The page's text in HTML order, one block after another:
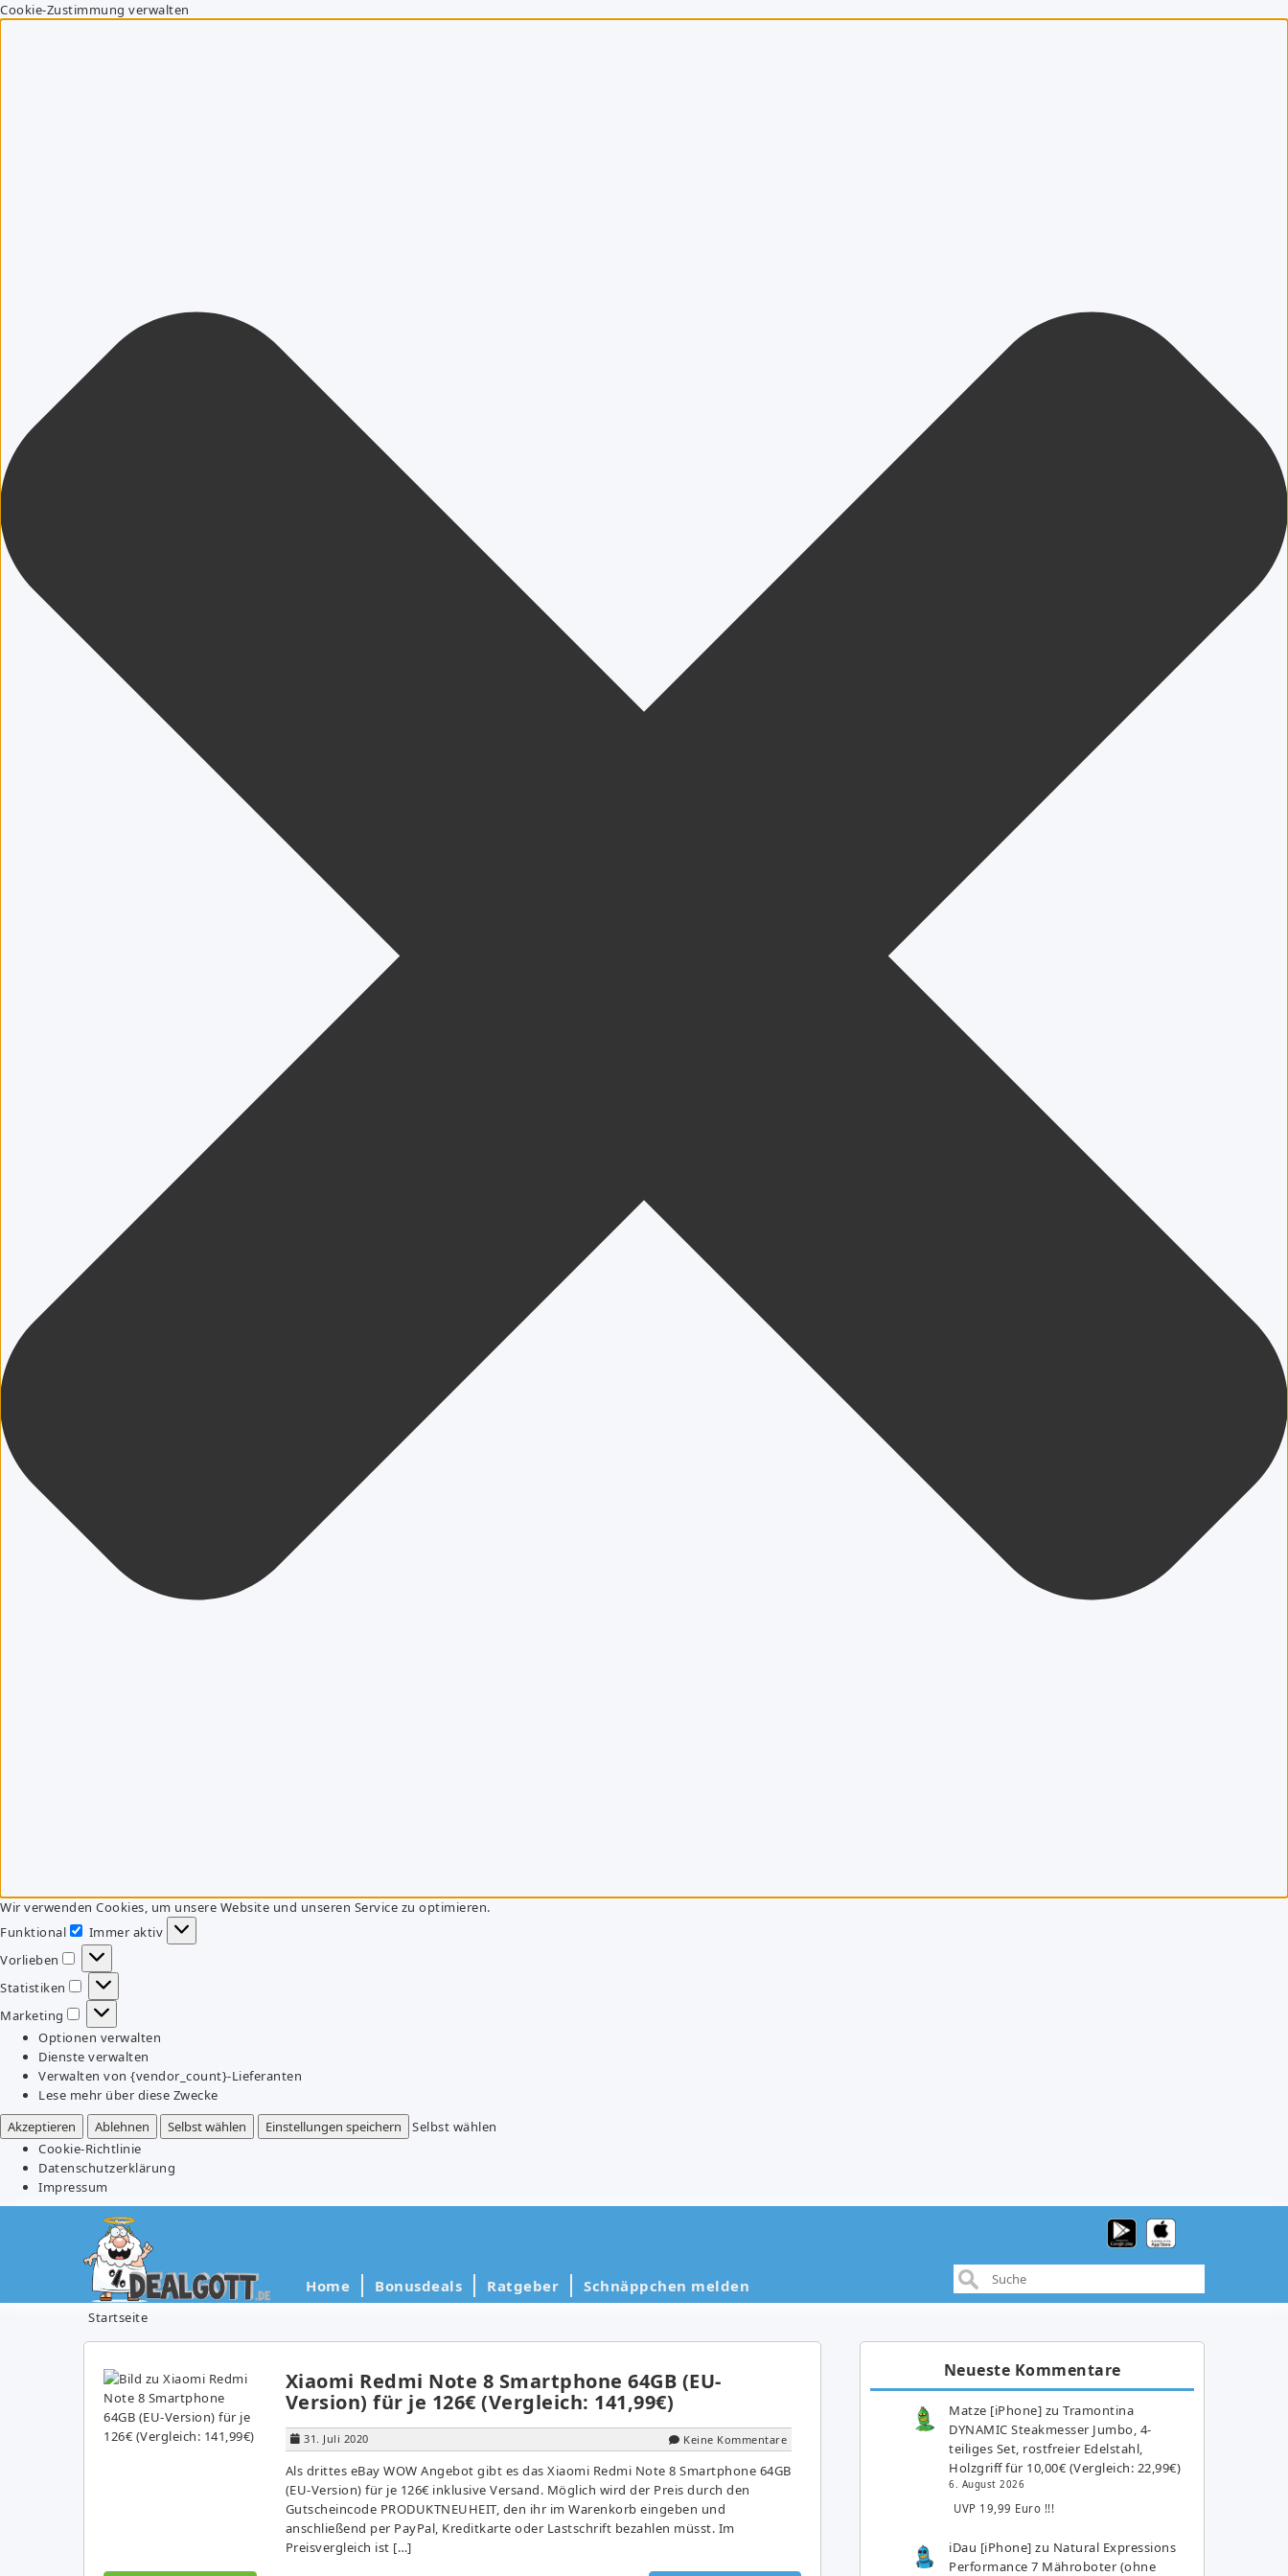
Cookie-Zustimmung verwalten
Wir verwenden Cookies, um unsere Website und unseren Service zu optimieren.
Funktional
Funktional
Immer aktiv
Vorlieben
Vorlieben
Statistiken
Statistiken
Marketing
Marketing
Optionen verwalten
Dienste verwalten
Verwalten von {vendor_count}-Lieferanten
Lese mehr über diese Zwecke
Akzeptieren
Ablehnen Selbst wählen Einstellungen speichern
Selbst wählen
Cookie-Richtlinie
Datenschutzerklärung
Impressum
Home Bonusdeals Ratgeber Schnäppchen melden
Startseite
Xiaomi Redmi Note 8 Smartphone 64GB (EU-
Version) für je 126€ (Vergleich: 141,99€)
31. Juli 2020 Keine Kommentare
Als drittes eBay WOW Angebot gibt es das Xiaomi Redmi Note 8 Smartphone 64GB
(EU-Version) für je 126€ inklusive Versand. Möglich wird der Preis durch den
Gutscheincode PRODUKTNEUHEIT, den ihr im Warenkorb eingeben und
anschließend per PayPal, Kreditkarte oder Lastschrift bezahlen müsst. Im
Preisvergleich ist […]
Neueste Kommentare
Matze [iPhone] zuTramontina
DYNAMIC Steakmesser Jumbo, 4-
teiliges Set, rostfreier Edelstahl,
Holzgriff für 10,00€ (Vergleich: 22,99€)
6. August 2026
UVP 19,99 Euro !!!
iDau [iPhone] zu Natural Expressions
Performance 7 Mähroboter (ohne